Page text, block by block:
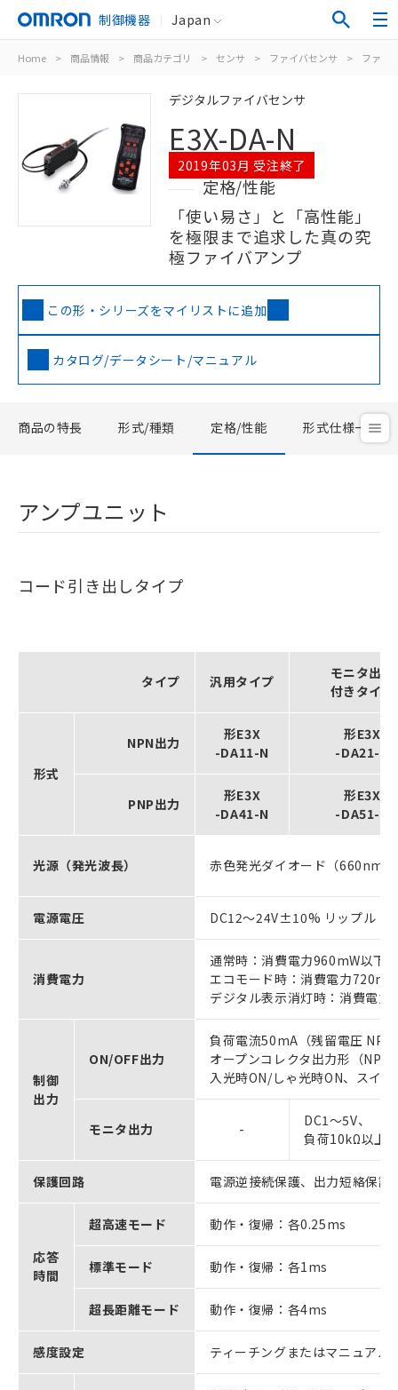
制御機器 Japan
Home > 商品情報 > 商品カテゴリ > センサ > ファイバセンサ > ファイ
デジタルファイバセンサ
E3X-DA-N
2019年03月 受注終了
定格/性能
「使い易さ」と「高性能」
を極限まで追求した真の究
極ファイバアンプ
この形・シリーズをマイリストに追加
カタログ/データシート/マニュアル
商品の特長 形式/種類 定格/性能 形式仕様一覧
アンプユニット
コード引き出しタイプ
タイプ 汎用タイプ
モニタ出力
付きタイプ
形式
NPN出力
形E3X
-DA11-N
形E3X
-DA21-N
PNP出力
形E3X
-DA41-N
形E3X
-DA51-N
光源（発光波長） 赤色発光ダイオード（660nm）
電源電圧 DC12～24V±10% リップル（
消費電力
通常時：消費電力960mW以下
エコモード時：消費電力
デジタル表示消灯時：消費電
制御
出力
ON/OFF出力
負荷電流50mA（残留電圧
オープンコレクタ出力形（
入光時ON/しゃ光時ON、スイ
モニタ出力 -
DC1～5V、
負荷10kΩ以上
保護回路 電源逆接続保護、出力短絡保
応答
時間
超高速モード 動作・復帰：各0.25ms
標準モード 動作・復帰：各1ms
超長距離モード 動作・復帰：各4ms
感度設定 ティーチングまたはマニュアル